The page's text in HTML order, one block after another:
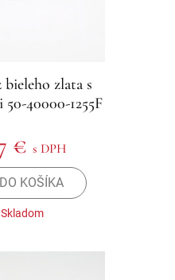
bieleho zlata s
40000-1255F
€s DPH
KOŠÍKA
Skladom